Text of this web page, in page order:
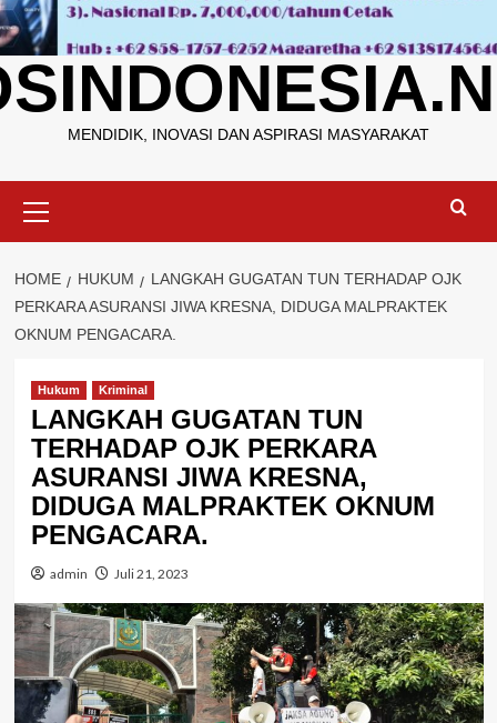
MENDIDIK, INOVASI DAN ASPIRASI MASYARAKAT
Menu
HOME HUKUM
LANGKAH GUGATAN TUN TERHADAP OJK
PERKARA ASURANSI JIWA KRESNA, DIDUGA MALPRAKTEK
OKNUM PENGACARA.
Hukum Kriminal
LANGKAH GUGATAN TUN
TERHADAP OJK PERKARA
ASURANSI JIWA KRESNA,
DIDUGA MALPRAKTEK OKNUM
PENGACARA.
admin Juli 21, 2023